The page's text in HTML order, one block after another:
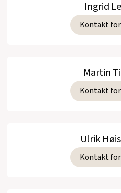
Ingrid
Kontakt
Martin
Kontakt
Ulrik
Kontakt